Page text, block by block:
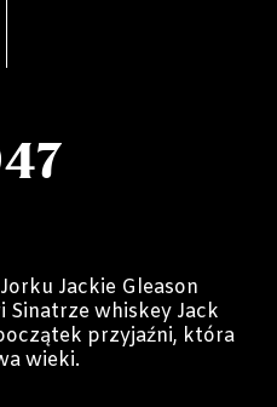
Jackie Gleason
whiskey Jack
przyjaźni, która
wieki.